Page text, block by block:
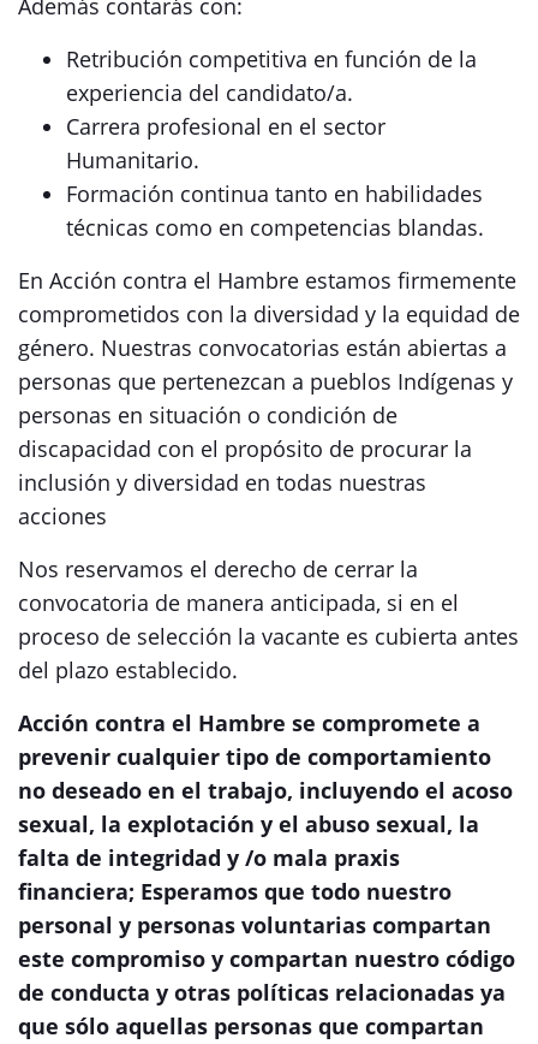
Además contarás con:
Retribución competitiva en función de la
experiencia del candidato/a.
Carrera profesional en el sector
Humanitario.
Formación continua tanto en habilidades
técnicas como en competencias blandas.
En Acción contra el Hambre estamos firmemente
comprometidos con la diversidad y la equidad de
género. Nuestras convocatorias están abiertas a
personas que pertenezcan a pueblos Indígenas y
personas en situación o condición de
discapacidad con el propósito de procurar la
inclusión y diversidad en todas nuestras
acciones
Nos reservamos el derecho de cerrar la
convocatoria de manera anticipada, si en el
proceso de selección la vacante es cubierta antes
del plazo establecido.
Acción contra el Hambre se compromete a
prevenir cualquier tipo de comportamiento
no deseado en el trabajo, incluyendo el acoso
sexual, la explotación y el abuso sexual, la
falta de integridad y /o mala praxis
financiera; Esperamos que todo nuestro
personal y personas voluntarias compartan
este compromiso y compartan nuestro código
de conducta y otras políticas relacionadas ya
que sólo aquellas personas que compartan